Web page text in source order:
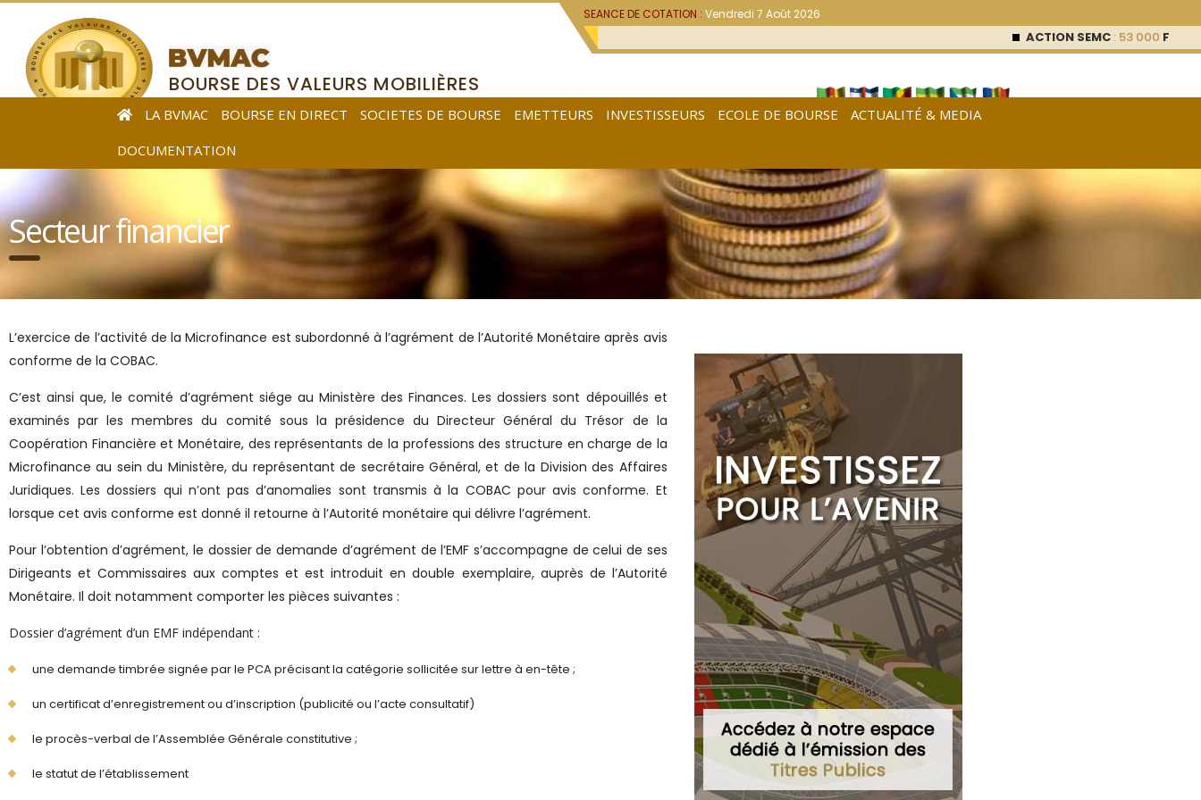
SEANCE DE COTATION :Vendredi 7 Août 2026
ACTION SEMC: 53 000FCFA (0
BOURSE DES VALEURS MOBILIÈRES
DE L’AFRIQUE CENTRALE
LA BVMAC BOURSE EN DIRECT SOCIETES DE BOURSE EMETTEURS INVESTISSEURS ECOLE DE BOURSE
ACTUALITÉ & MEDIA
DOCUMENTATION
Secteur financier
L’exercice de l’activité de la Microfinance est subordonné à l’agrément de l’Autorité Monétaire après avis
conforme de la COBAC.
C’est ainsi que, le comité d’agrément siége au Ministère des Finances. Les dossiers sont dépouillés et
examinés par les membres du comité sous la présidence du Directeur Général du Trésor de la
Coopération Financière et Monétaire, des représentants de la professions des structure en charge de la
Microfinance au sein du Ministère, du représentant de secrétaire Général, et de la Division des Affaires
Juridiques. Les dossiers qui n’ont pas d’anomalies sont transmis à la COBAC pour avis conforme. Et
lorsque cet avis conforme est donné il retourne à l’Autorité monétaire qui délivre l’agrément.
Pour l’obtention d’agrément, le dossier de demande d’agrément de l’EMF s’accompagne de celui de ses
Dirigeants et Commissaires aux comptes et est introduit en double exemplaire, auprès de l’Autorité
Monétaire. Il doit notamment comporter les pièces suivantes :
Dossier d’agrément d’un EMF indépendant :
une demande timbrée signée par le PCA précisant la catégorie sollicitée sur lettre à en-tête ;
un certificat d’enregistrement ou d’inscription (publicité ou l’acte consultatif)
le procès-verbal de l’Assemblée Générale constitutive ;
le statut de l’établissement